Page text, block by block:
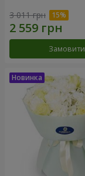
3 011 грн
Замовити